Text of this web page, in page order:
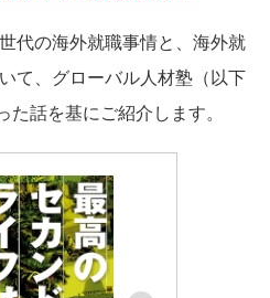
代の海外就職事情と、海外就
て、グローバル人材塾（以下
た話を基にご紹介します。